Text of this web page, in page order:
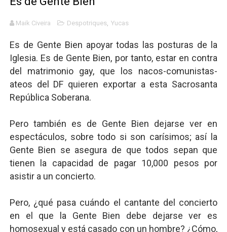
Llévenmelo fuchachos: El adiós a 'THE BOYS'
La falacia etimológica
Maik Civeira Despotriques, Yucas
Es de Gente Bien apoyar todas las posturas de la
Iglesia. Es de Gente Bien, por tanto, estar en contra
del matrimonio gay, que los nacos-comunistas-
ateos del DF quieren exportar a esta Sacrosanta
República Soberana.
Pero también es de Gente Bien dejarse ver en
espectáculos, sobre todo si son carísimos; así la
Gente Bien se asegura de que todos sepan que
tienen la capacidad de pagar 10,000 pesos por
asistir a un concierto.
Pero, ¿qué pasa cuándo el cantante del concierto
en el que la Gente Bien debe dejarse ver es
homosexual y está casado con un hombre? ¿Cómo,